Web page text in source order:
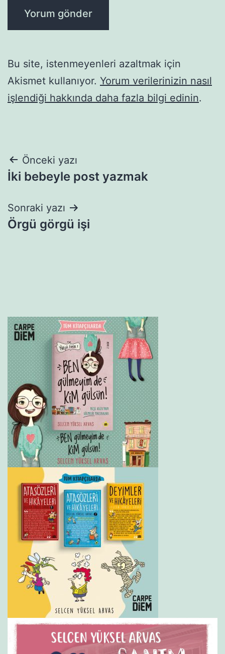
Bu site, istenmeyenleri azaltmak için
Akismet kullanıyor. Yorum verilerinizin nasıl
işlendiği hakkında daha fazla bilgi edinin.
Yazı
gezinmesi
Önceki yazı
İki bebeyle post yazmak
Sonraki yazı
Örgü görgü işi